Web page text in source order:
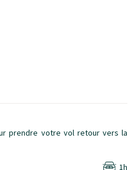
prendre votre vol retour vers la
1h